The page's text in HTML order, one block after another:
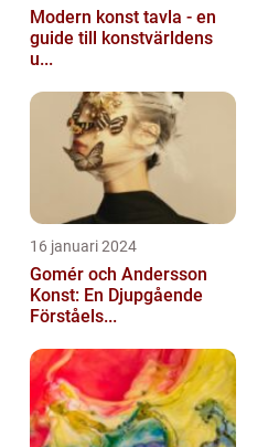
Modern konst tavla - en
guide till konstvärldens
u...
16 januari 2024
Gomér och Andersson
Konst: En Djupgående
Förståels...